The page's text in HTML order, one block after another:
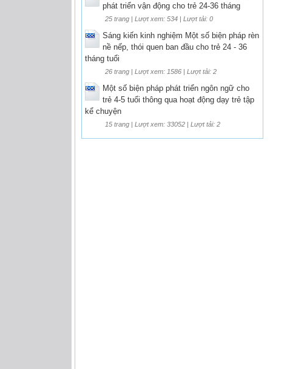
phát triển vận động cho trẻ 24-36 tháng
25 trang | Lượt xem: 534 | Lượt tải: 0
Sáng kiến kinh nghiệm Một số biện pháp rèn
nề nếp, thói quen ban đầu cho trẻ 24 - 36
tháng tuổi
26 trang | Lượt xem: 1586 | Lượt tải: 2
Một số biện pháp phát triển ngôn ngữ cho
trẻ 4-5 tuổi thông qua hoạt động dạy trẻ tập
kể chuyện
15 trang | Lượt xem: 33052 | Lượt tải: 2